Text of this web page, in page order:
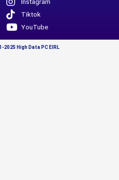
Instagram
Tiktok
YouTube
High Data PC EIRL